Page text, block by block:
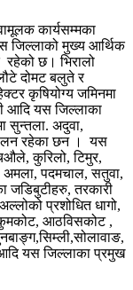
कार्यसम्मका
जिल्लाको मुख्य आर्थिक
रहेको छ। भिरालो
दोमट बलुते र
कृषियोग्य जमिनमा
आदि यस जिल्लाका
सुन्तला. अदुवा,
रहेका छन । यस
कुरिलो, टिमुर,
अमला, पदमचाल, सतुवा,
जडिबुटीहरु, तरकारी
प्रशोधित धागो,
आठविसकोट ,
यस जिल्लाका प्रमुख